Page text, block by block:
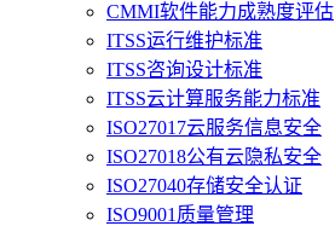
CMMI软件能力成熟度评估
ITSS运行维护标准
ITSS咨询设计标准
ITSS云计算服务能力标准
ISO27017云服务信息安全
ISO27018公有云隐私安全
ISO27040存储安全认证
ISO9001质量管理